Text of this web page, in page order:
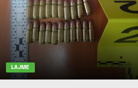
LAJME